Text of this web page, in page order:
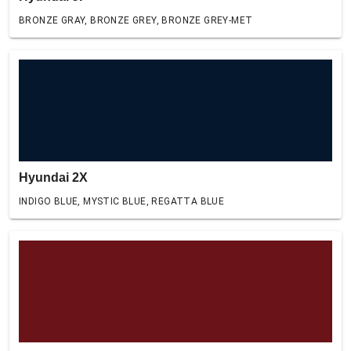
BRONZE GRAY, BRONZE GREY, BRONZE GREY-MET
Hyundai 2X
INDIGO BLUE, MYSTIC BLUE, REGATTA BLUE